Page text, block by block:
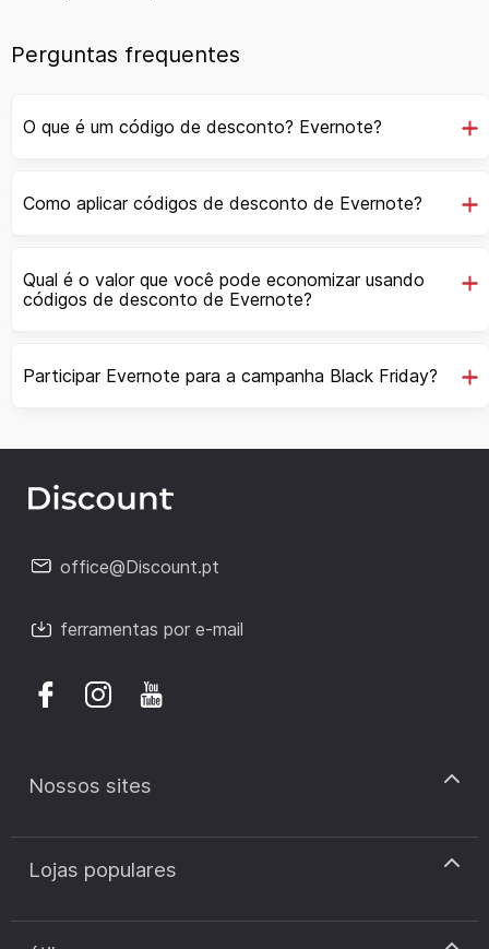
Perguntas frequentes
O que é um código de desconto? Evernote?
Como aplicar códigos de desconto de Evernote?
Qual é o valor que você pode economizar usando
códigos de desconto de Evernote?
Participar Evernote para a campanha Black Friday?
office@Discount.pt
ferramentas por e-mail
Nossos sites
discount.pt
discount.sk
Lojas populares
Cupão de desconto Zooplus